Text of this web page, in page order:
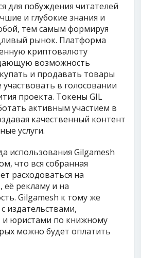
для побуждения читателей
и глубокие знания и
тем самым формируя
рынок. Платформа
криптовалюту
дающую возможность
и продавать товары
участвовать в голосовании
проекта. Токены GIL
активным участием в
качественный контент
услуги.
использования Gilgamesh
что вся собранная
расходоваться на
её рекламу и на
Gilgamesh к тому же
издательствами,
юристами по книжному
можно будет оплатить